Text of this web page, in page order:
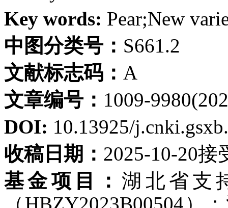
Key words: Pear;New
中图分类号： S661.2
文献标志码： A
文章编号： 1009-
DOI: 10.13925/
收稿日期： 2025-10-20接
基金项目：湖北省支
（HBZY2023B00504）